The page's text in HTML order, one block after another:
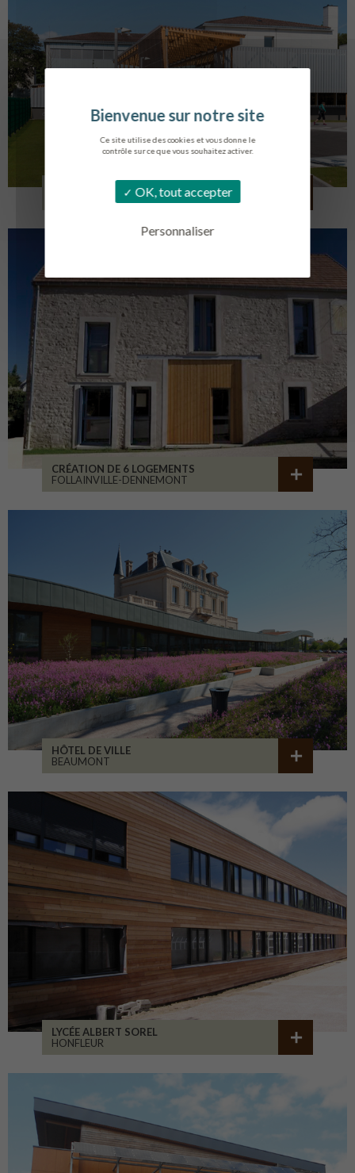
Ce site utilise des cookies et vous donne le
contrôle sur ce que vous souhaitez activer.
OK, tout accepter
Personnaliser
COLLÈGE MONTMORENCY
BOURBONNE-LES-BAINS
CRÉATION DE 6 LOGEMENTS
FOLLAINVILLE-DENNEMONT
HÔTEL DE VILLE
BEAUMONT
LYCÉE ALBERT SOREL
HONFLEUR